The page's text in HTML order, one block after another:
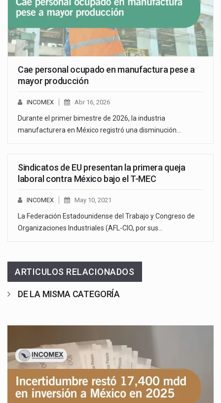
Cae personal ocupado en manufactura pese a
mayor producción
INCOMEX Abr 16, 2026
Durante el primer bimestre de 2026, la industria
manufacturera en México registró una disminución…
Sindicatos de EU presentan la primera queja
laboral contra México bajo el T-MEC
INCOMEX May 10, 2021
La Federación Estadounidense del Trabajo y Congreso de
Organizaciones Industriales (AFL-CIO, por sus…
ARTICULOS RELACIONADOS
DE LA MISMA CATEGORÍA